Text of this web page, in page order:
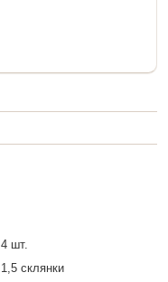
4 шт.
1,5 склянки